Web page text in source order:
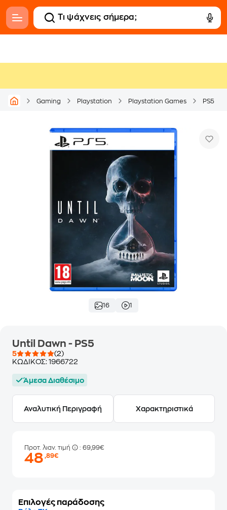
Gaming Playstation Playstation Games PS5
16 1
Until Dawn - PS5
5
(2)
ΚΩΔΙΚΟΣ: 1966722
Άμεσα Διαθέσιμο
Αναλυτική Περιγραφή Χαρακτηριστικά
Προτ. λιαν. τιμή : 69,99€
48,89€
Επιλογές παράδοσης